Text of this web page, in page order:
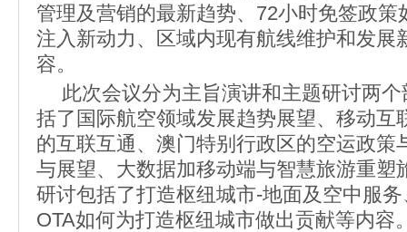
管理及营销的最新趋势、72小时免签政策
注入新动力、区域内现有航线维护和发展
容。
此次会议分为主旨演讲和主题研讨两
括了国际航空领域发展趋势展望、移动互
的互联互通、澳门特别行政区的空运政策
与展望、大数据加移动端与智慧旅游重塑
研讨包括了打造枢纽城市-地面及空中服
OTA如何为打造枢纽城市做出贡献等内容